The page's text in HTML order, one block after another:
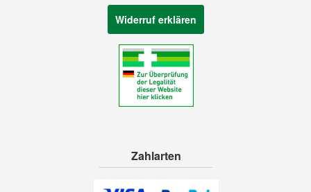
Widerruf erklären
Zahlarten